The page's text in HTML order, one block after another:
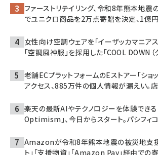
ファーストリテイリング、令和8年熊本地
でユニクロ商品を2万点寄贈を決定、1億
女性向け空調ウェアを「イーザッカマニア
「空調風神服」を採用した「COOL DOWN（
老舗ECプラットフォームのEストアー「ショ
アクセス、885万件の個人情報が漏えい。
楽天の最新AIやテクノロジーを体験でき
Optimism」、今日からスタート。パシフィ
Amazonが令和8年熊本地震の被災地支援
ト」「支援物資」「Amazon Pay」経由での